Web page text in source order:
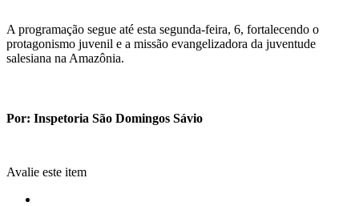
A programação segue até esta segunda-feira, 6, fortalecendo o
protagonismo juvenil e a missão evangelizadora da juventude
salesiana na Amazônia.
Por: Inspetoria São Domingos Sávio
Avalie este item